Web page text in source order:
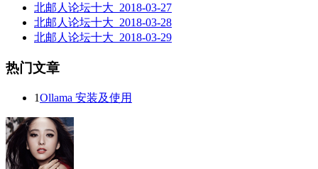
北邮人论坛十大_2018-03-27
北邮人论坛十大_2018-03-28
北邮人论坛十大_2018-03-29
热门文章
1Ollama 安装及使用